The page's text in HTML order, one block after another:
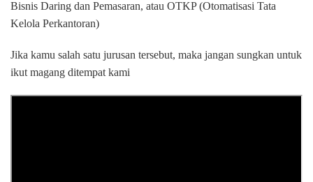
Bisnis Daring dan Pemasaran, atau OTKP (Otomatisasi Tata
Kelola Perkantoran)
Jika kamu salah satu jurusan tersebut, maka jangan sungkan untuk
ikut magang ditempat kami